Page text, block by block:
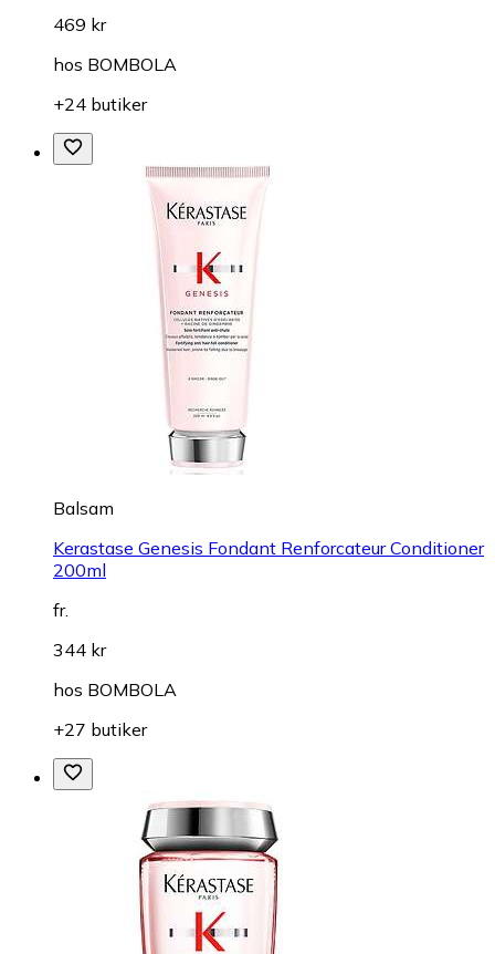
469 kr
hos BOMBOLA
+24 butiker
Balsam
Kerastase Genesis Fondant Renforcateur Conditioner
200ml
fr.
344 kr
hos BOMBOLA
+27 butiker